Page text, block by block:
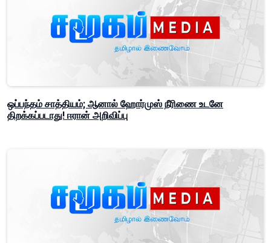
ஒப்பந்தம் சாத்தியம்; ஆனால் ஹோர்முஸ் நீரிணை உடனே
திறக்கப்படாது! ஈரான் அறிவிப்பு